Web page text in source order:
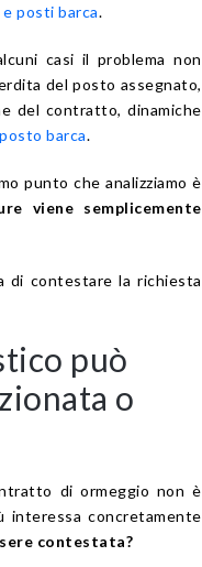
posti barca.
casi il problema non
del posto assegnato,
del contratto, dinamiche
barca.
punto che analizziamo è
viene semplicemente
di contestare la richiesta
può
o
di ormeggio non è
interessa concretamente
contestata?